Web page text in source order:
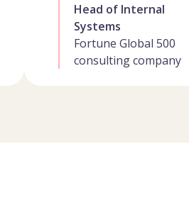
Head of Internal
Systems
Fortune Global 500
consulting company